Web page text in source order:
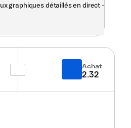
graphiques détaillés en direct -
Achat
2.32